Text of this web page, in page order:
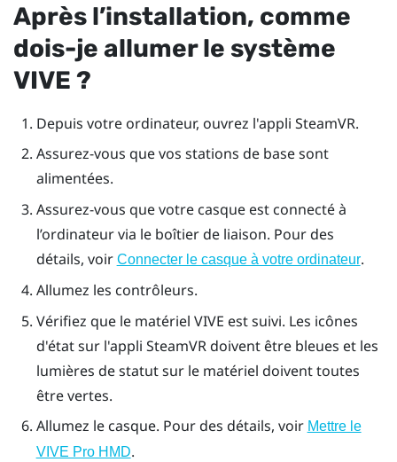
Après l’installation, comme
dois-je allumer le système
VIVE ?
Depuis votre ordinateur, ouvrez l'appli SteamVR.
Assurez-vous que vos stations de base sont
alimentées.
Assurez-vous que votre casque est connecté à
l’ordinateur via le boîtier de liaison. Pour des
détails, voir Connecter le casque à votre ordinateur.
Allumez les contrôleurs.
Vérifiez que le matériel VIVE est suivi. Les icônes
d'état sur l'appli SteamVRdoivent être bleues et les
lumières de statut sur le matériel doivent toutes
être vertes.
Allumez le casque. Pour des détails, voir Mettre le
VIVE Pro HMD.